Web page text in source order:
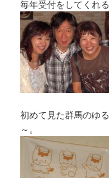
毎年受付をしてくれ
初めて見た群馬のゆ
～。